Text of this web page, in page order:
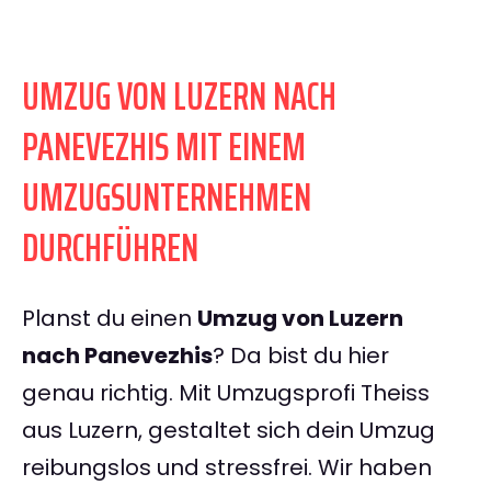
UMZUG VON LUZERN NACH
PANEVEZHIS MIT EINEM
UMZUGSUNTERNEHMEN
DURCHFÜHREN
Planst du einen Umzug von Luzern
nach Panevezhis? Da bist du hier
genau richtig. Mit Umzugsprofi Theiss
aus Luzern, gestaltet sich dein Umzug
reibungslos und stressfrei. Wir haben